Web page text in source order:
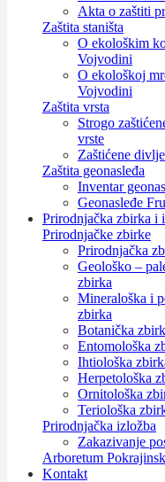
Akta o zaštiti
Zaštita staništa
O ekološkim
Vojvodini
O ekološkoj
Vojvodini
Zaštita vrsta
Strogo
vrste
Zaštićene
Zaštita geonasleđa
Inventar
Geonasleđe
Prirodnjačka zbirka i
Prirodnjačke zbirke
Prirodnjačka
Geološko –
zbirka
Mineraloška i
zbirka
Botanička
Entomološka
Ihtiološka
Herpetološka
Ornitološka
Teriološka
Prirodnjačka izložba
Zakazivanje
Arboretum
Kontakt